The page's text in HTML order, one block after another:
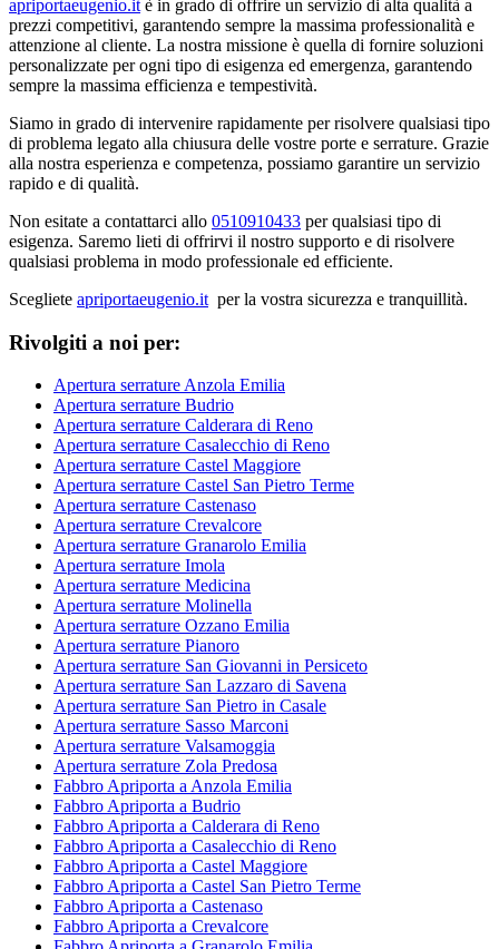
apriportaeugenio.it è in grado di offrire un servizio di alta qualità a
prezzi competitivi, garantendo sempre la massima professionalità e
attenzione al cliente. La nostra missione è quella di fornire soluzioni
personalizzate per ogni tipo di esigenza ed emergenza, garantendo
sempre la massima efficienza e tempestività.
Siamo in grado di intervenire rapidamente per risolvere qualsiasi tipo
di problema legato alla chiusura delle vostre porte e serrature. Grazie
alla nostra esperienza e competenza, possiamo garantire un servizio
rapido e di qualità.
Non esitate a contattarci allo 0510910433 per qualsiasi tipo di
esigenza. Saremo lieti di offrirvi il nostro supporto e di risolvere
qualsiasi problema in modo professionale ed efficiente.
Scegliete apriportaeugenio.it per la vostra sicurezza e tranquillità.
Rivolgiti a noi per:
Apertura serrature Anzola Emilia
Apertura serrature Budrio
Apertura serrature Calderara di Reno
Apertura serrature Casalecchio di Reno
Apertura serrature Castel Maggiore
Apertura serrature Castel San Pietro Terme
Apertura serrature Castenaso
Apertura serrature Crevalcore
Apertura serrature Granarolo Emilia
Apertura serrature Imola
Apertura serrature Medicina
Apertura serrature Molinella
Apertura serrature Ozzano Emilia
Apertura serrature Pianoro
Apertura serrature San Giovanni in Persiceto
Apertura serrature San Lazzaro di Savena
Apertura serrature San Pietro in Casale
Apertura serrature Sasso Marconi
Apertura serrature Valsamoggia
Apertura serrature Zola Predosa
Fabbro Apriporta a Anzola Emilia
Fabbro Apriporta a Budrio
Fabbro Apriporta a Calderara di Reno
Fabbro Apriporta a Casalecchio di Reno
Fabbro Apriporta a Castel Maggiore
Fabbro Apriporta a Castel San Pietro Terme
Fabbro Apriporta a Castenaso
Fabbro Apriporta a Crevalcore